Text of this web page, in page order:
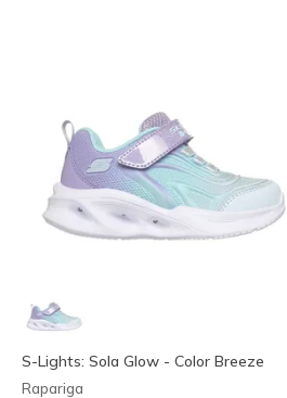
S-Lights: Sola Glow - Color Breeze
Rapariga